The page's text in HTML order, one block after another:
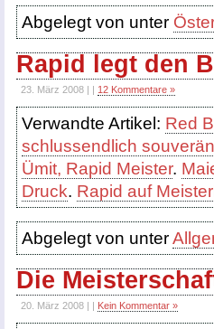
Abgelegt von unter
Rapid legt den
23. März 2008 | | 12 Kommentare »
Verwandte Artikel: Red
schlussendlich
Ümit, Rapid Meister.
Druck. Rapid auf
Abgelegt von unter
Die
20. März 2008 | | Kein Kommentar »